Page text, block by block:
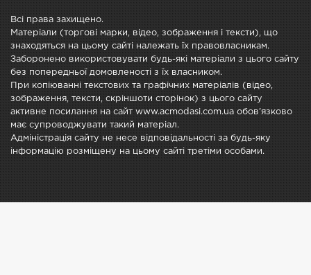
Всі права захищено.
Матеріали (торгові марки, відео, зображення і тексти), що
знаходяться на цьому сайті належать їх правовласникам.
Заборонено використовувати будь-які матеріали з цього сайту
без попередньої домовленості з їх власником.
При копіюванні текстових та графічних матеріалів (відео,
зображення, тексти, скріншоти сторінок) з цього сайту
активне посилання на сайт www.acmodasi.com.ua обов'язково
має супроводжувати такий матеріал.
Адміністрація сайту не несе відповідальності за будь-яку
інформацію розміщену на цьому сайті третіми особами.